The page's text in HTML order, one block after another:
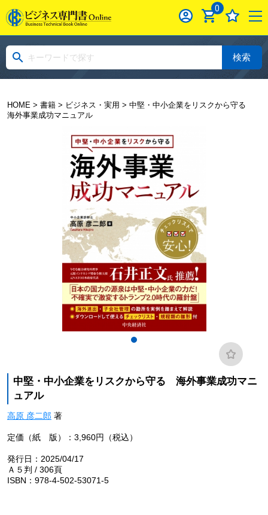
0
検索
HOME> 書籍> ビジネス・実用 > 中堅・中小企業をリスクから守る
海外事業成功マニュアル
中堅・中小企業をリスクから守る 海外事業成功マニ
ュアル
高原 彦二郎 著
定価（紙 版）：3,960円（税込）
発行日：2025/04/17
Ａ５判 / 306頁
ISBN：978-4-502-53071-5